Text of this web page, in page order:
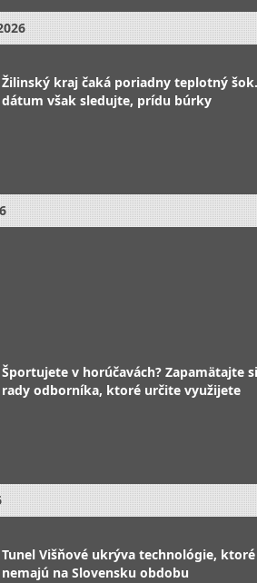
Žilinský kraj čaká poriadny teplotný
dátum však sledujte, prídu búrky
Športujete v horúčavách? Zapamätajte
rady odborníka, ktoré určite využijete
Tunel Višňové ukrýva technológie, ktoré
nemajú na Slovensku obdobu